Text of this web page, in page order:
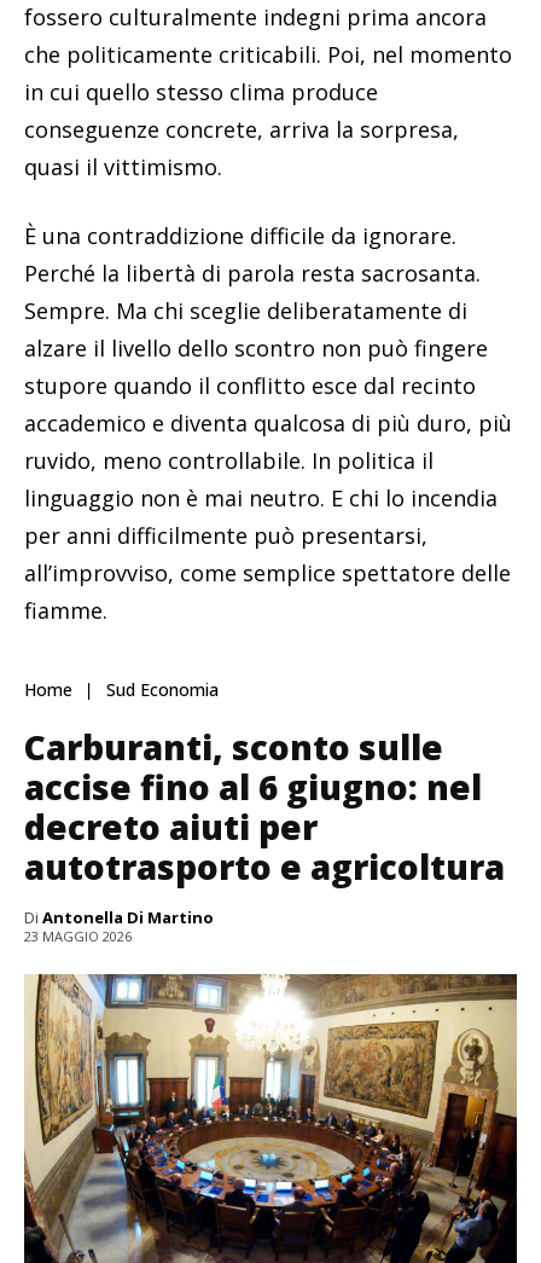
fossero culturalmente indegni prima ancora
che politicamente criticabili. Poi, nel momento
in cui quello stesso clima produce
conseguenze concrete, arriva la sorpresa,
quasi il vittimismo.
È una contraddizione difficile da ignorare.
Perché la libertà di parola resta sacrosanta.
Sempre. Ma chi sceglie deliberatamente di
alzare il livello dello scontro non può fingere
stupore quando il conflitto esce dal recinto
accademico e diventa qualcosa di più duro, più
ruvido, meno controllabile. In politica il
linguaggio non è mai neutro. E chi lo incendia
per anni difficilmente può presentarsi,
all’improvviso, come semplice spettatore delle
fiamme.
Home Sud Economia
Carburanti, sconto sulle
accise fino al 6 giugno: nel
decreto aiuti per
autotrasporto e agricoltura
Di Antonella Di Martino
23 MAGGIO 2026